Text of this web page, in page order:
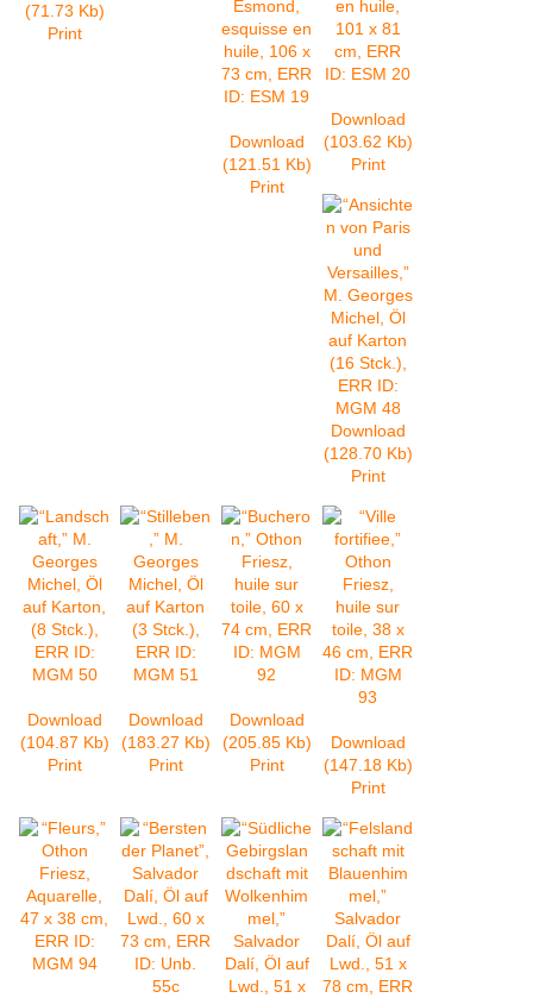
(71.73 Kb)
Print
Download
(121.51 Kb)
Print
Download
(103.62 Kb)
Print
Download
(128.70 Kb)
Print
Download
(104.87 Kb)
Print
Download
(183.27 Kb)
Print
Download
(205.85 Kb)
Print
Download
(147.18 Kb)
Print